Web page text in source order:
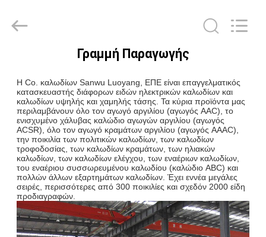
ΠΡΟΪΌΝΤΑ
ΠΕΡΊΠΟΥ
ΕΜΕΊΣ
ΓΎΡΟΣ
ΕΡΓΟΣΤΑΣΊΩΝ
Γραμμή Παραγωγής
Η Co. καλωδίων Sanwu Luoyang, ΕΠΕ είναι επαγγελματικός
κατασκευαστής διάφορων ειδών ηλεκτρικών καλωδίων και
καλωδίων υψηλής και χαμηλής τάσης. Τα κύρια προϊόντα μας
περιλαμβάνουν όλο τον αγωγό αργιλίου (αγωγός AAC), το
ενισχυμένο χάλυβας καλώδιο αγωγών αργιλίου (αγωγός
ACSR), όλο τον αγωγό κραμάτων αργιλίου (αγωγός AAAC),
την ποικιλία των πολιτικών καλωδίων, των καλωδίων
τροφοδοσίας, των καλωδίων κραμάτων, των ηλιακών
καλωδίων, των καλωδίων ελέγχου, των εναέριων καλωδίων,
του εναέριου συσσωρευμένου καλωδίου (καλώδιο ABC) και
πολλών άλλων εξαρτημάτων καλωδίων. Έχει εννέα μεγάλες
σειρές, περισσότερες από 300 ποικιλίες και σχεδόν 2000 είδη
προδιαγραφών.